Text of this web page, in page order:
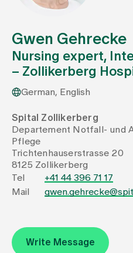
Stay
Team
Assigning
Events
About us
Latest news
Gwen Gehrecke
Nursing expert,
– Zollikerberg
German, English
Spital Zollikerberg
Departement Notfall- und
Pflege
Trichtenhauserstrasse 20
8125 Zollikerberg
Tel
+41 44 396 71 17
Mail
Write Message